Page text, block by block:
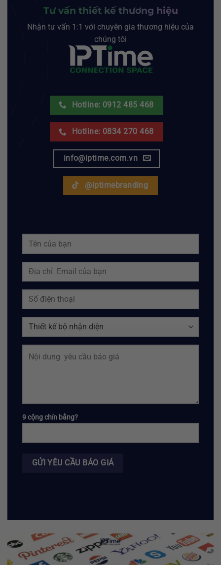
Tư vấn thiết kế thương hiệu
Nhận tư vấn 1:1 với chuyên gia thương hiệu của
chúng tôi
Hotline: 0912 485 468
Hotline: 0834 270 468
info@iptime.com.vn
@iptimebranding
9 cộng chín bằng?